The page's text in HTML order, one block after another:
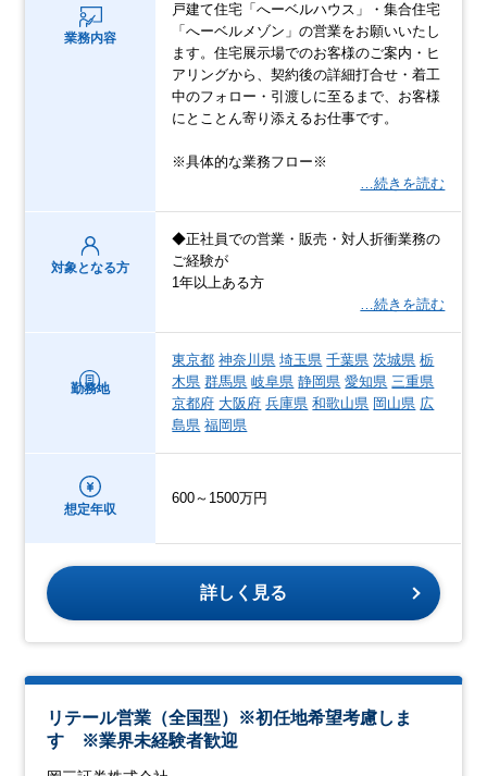
業務内容
戸建て住宅「へーベルハウス」・集合住宅
「へーベルメゾン」の営業をお願いいたし
ます。住宅展示場でのお客様のご案内・ヒ
アリングから、契約後の詳細打合せ・着工
中のフォロー・引渡しに至るまで、お客様
にとことん寄り添えるお仕事です。
※具体的な業務フロー※
…続きを読む
対象となる方
◆正社員での営業・販売・対人折衝業務の
ご経験が
1年以上ある方
…続きを読む
勤務地
東京都 神奈川県 埼玉県 千葉県 茨城県 栃
木県 群馬県 岐阜県 静岡県 愛知県 三重県
京都府 大阪府 兵庫県 和歌山県 岡山県 広
島県 福岡県
想定年収
600～1500万円
詳しく見る
リテール営業（全国型）※初任地希望考慮しま
す ※業界未経験者歓迎